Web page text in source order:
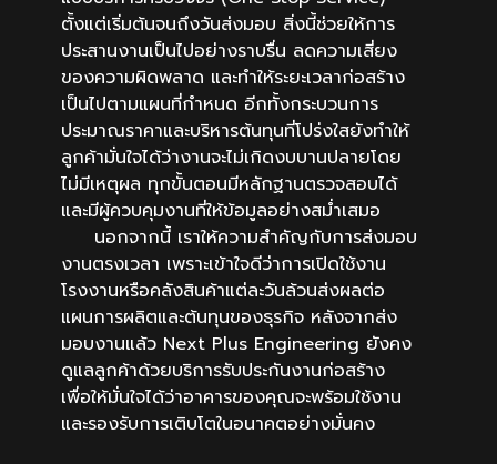
ตั้งแต่เริ่มต้นจนถึงวันส่งมอบ สิ่งนี้ช่วยให้การ
ประสานงานเป็นไปอย่างราบรื่น ลดความเสี่ยง
ของความผิดพลาด และทำให้ระยะเวลาก่อสร้าง
เป็นไปตามแผนที่กำหนด อีกทั้งกระบวนการ
ประมาณราคาและบริหารต้นทุนที่โปร่งใสยังทำให้
ลูกค้ามั่นใจได้ว่างานจะไม่เกิดงบบานปลายโดย
ไม่มีเหตุผล ทุกขั้นตอนมีหลักฐานตรวจสอบได้
และมีผู้ควบคุมงานที่ให้ข้อมูลอย่างสม่ำเสมอ
นอกจากนี้ เราให้ความสำคัญกับการส่งมอบ
งานตรงเวลา เพราะเข้าใจดีว่าการเปิดใช้งาน
โรงงานหรือคลังสินค้าแต่ละวันล้วนส่งผลต่อ
แผนการผลิตและต้นทุนของธุรกิจ หลังจากส่ง
มอบงานแล้ว Next Plus Engineering ยังคง
ดูแลลูกค้าด้วยบริการรับประกันงานก่อสร้าง
เพื่อให้มั่นใจได้ว่าอาคารของคุณจะพร้อมใช้งาน
และรองรับการเติบโตในอนาคตอย่างมั่นคง